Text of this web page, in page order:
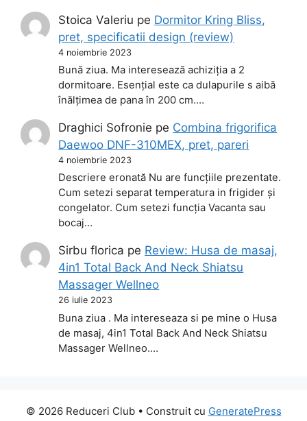
Stoica Valeriu pe Dormitor Kring Bliss,
pret, specificatii design (review)
4 noiembrie 2023
Bună ziua. Ma interesează achiziția a 2
dormitoare. Esențial este ca dulapurile s aibă
înălțimea de pana în 200 cm.…
Draghici Sofronie pe Combina frigorifica
Daewoo DNF-310MEX, pret, pareri
4 noiembrie 2023
Descriere eronată Nu are funcțiile prezentate.
Cum setezi separat temperatura in frigider și
congelator. Cum setezi funcția Vacanta sau
bocaj…
Sirbu florica pe Review: Husa de masaj,
4in1 Total Back And Neck Shiatsu
Massager Wellneo
26 iulie 2023
Buna ziua . Ma intereseaza si pe mine o Husa
de masaj, 4in1 Total Back And Neck Shiatsu
Massager Wellneo.…
© 2026 Reduceri Club• Construit cu GeneratePress